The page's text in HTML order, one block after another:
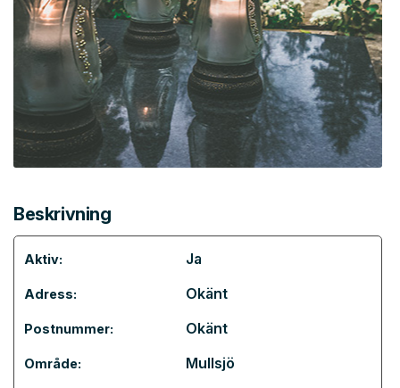
Beskrivning
Aktiv: Ja
Adress: Okänt
Postnummer: Okänt
Område: Mullsjö